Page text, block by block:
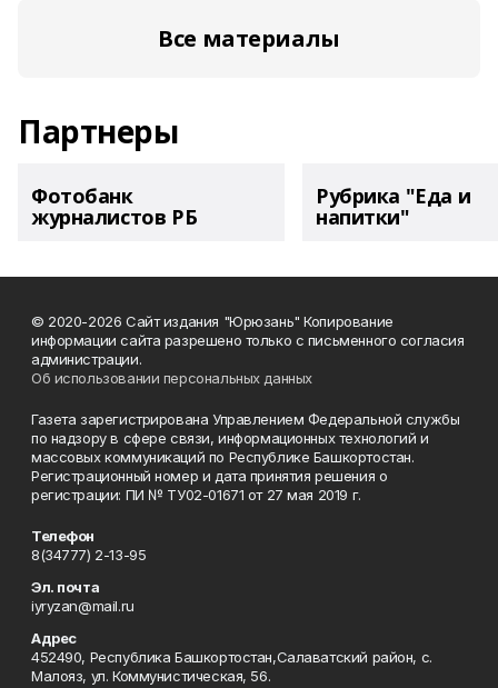
Все материалы
Партнеры
Фотобанк
журналистов РБ
Рубрика "Еда и
напитки"
© 2020-2026 Сайт издания "Юрюзань" Копирование
информации сайта разрешено только с письменного согласия
администрации.
Об использовании персональных данных
Газета зарегистрирована Управлением Федеральной службы
по надзору в сфере связи, информационных технологий и
массовых коммуникаций по Республике Башкортостан.
Регистрационный номер и дата принятия решения о
регистрации: ПИ № ТУ02-01671 от 27 мая 2019 г.
Телефон
8(34777) 2-13-95
Эл. почта
iyryzan@mail.ru
Адрес
452490, Республика Башкортостан,Салаватский район, с.
Малояз, ул. Коммунистическая, 56.